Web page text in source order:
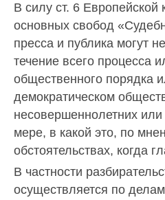
В силу ст. 6
основных свобод
пресса и публика могут
течение всего процесса
общественного порядка
демократическом
несовершеннолетних
мере, в какой это, по
обстоятельствах, когда
В частности
осуществляется по